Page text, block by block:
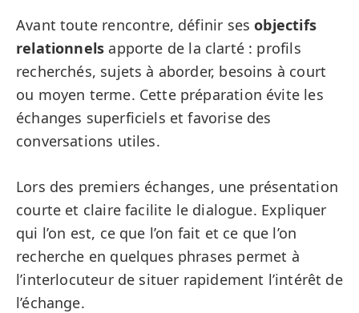
Avant toute rencontre, définir sesobjectifs
relationnels apporte de la clarté : profils
recherchés, sujets à aborder, besoins à court
ou moyen terme. Cette préparation évite les
échanges superficiels et favorise des
conversations utiles.
Lors des premiers échanges, une présentation
courte et claire facilite le dialogue. Expliquer
qui l’on est, ce que l’on fait et ce que l’on
recherche en quelques phrases permet à
l’interlocuteur de situer rapidement l’intérêt de
l’échange.